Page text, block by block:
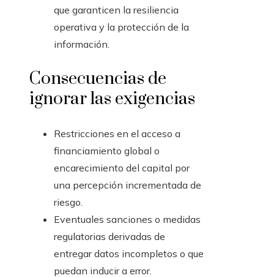
que garanticen la resiliencia
operativa y la protección de la
información.
Consecuencias de
ignorar las exigencias
Restricciones en el acceso a
financiamiento global o
encarecimiento del capital por
una percepción incrementada de
riesgo.
Eventuales sanciones o medidas
regulatorias derivadas de
entregar datos incompletos o que
puedan inducir a error.